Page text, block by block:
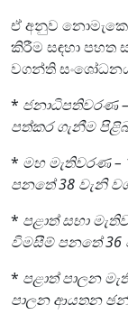
ඒ අනුව
කිරීම සඳහා පහත
වගන්ති
* ජනාධිපතිවරණ –
පත්කර ගැනීම
* මහ මැතිවරණ –
පනතේ 38 වැනි
* පළාත් සභා
විමසීම් පනතේ 36
* පළාත් පාලන
පාලන ආයතන